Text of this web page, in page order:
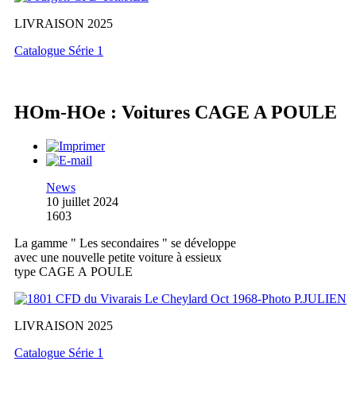
LIVRAISON 2025
Catalogue Série 1
HOm-HOe : Voitures CAGE A POULE
News
10 juillet 2024
1603
La gamme " Les secondaires " se développe
avec une nouvelle petite voiture à essieux
type CAGE A POULE
LIVRAISON 2025
Catalogue Série 1